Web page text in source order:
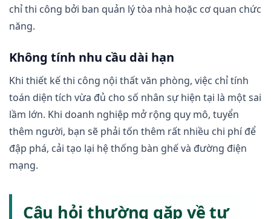
chỉ thi công bởi ban quản lý tòa nhà hoặc cơ quan chức
năng.
Không tính nhu cầu dài hạn
Khi thiết kế thi công nội thất văn phòng, việc chỉ tính
toán diện tích vừa đủ cho số nhân sự hiện tại là một sai
lầm lớn. Khi doanh nghiệp mở rộng quy mô, tuyển
thêm người, bạn sẽ phải tốn thêm rất nhiều chi phí để
đập phá, cải tạo lại hệ thống bàn ghế và đường điện
mạng.
Câu hỏi thường gặp về tư